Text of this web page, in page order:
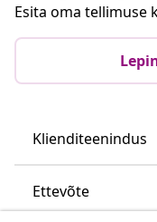
Esita oma tellimuse
Klienditeenindus
Ettevõte